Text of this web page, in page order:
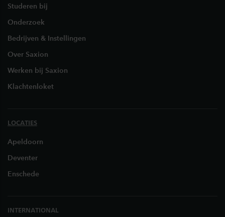
Studeren bij
Onderzoek
Bedrijven & Instellingen
Over Saxion
Werken bij Saxion
Klachtenloket
LOCATIES
Apeldoorn
Deventer
Enschede
INTERNATIONAL